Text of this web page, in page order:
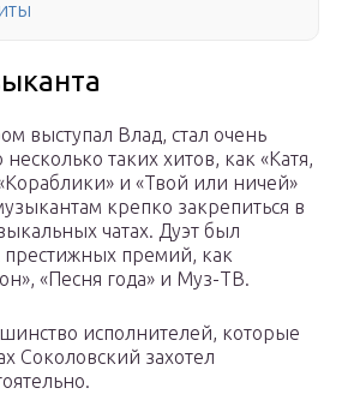
выступал Влад, стал очень
таких хитов, как «Катя,
и «Твой или ничей»
крепко закрепиться в
чатах. Дуэт был
престижных премий, как
«Песня года» и Муз-ТВ.
исполнителей, которые
Соколовский захотел